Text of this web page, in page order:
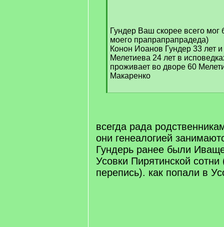
Гундер Ваш скорее всего мог
моего прапрапрапрадеда)
Конон Иоанов Гундер 33 лет
Мелетиева 24 лет в
проживает во дворе 60
Макаренко
[
всегда рада
они генеалогией
Гундерь ранее были
Усовки Пирятинской
перепись). как попали в